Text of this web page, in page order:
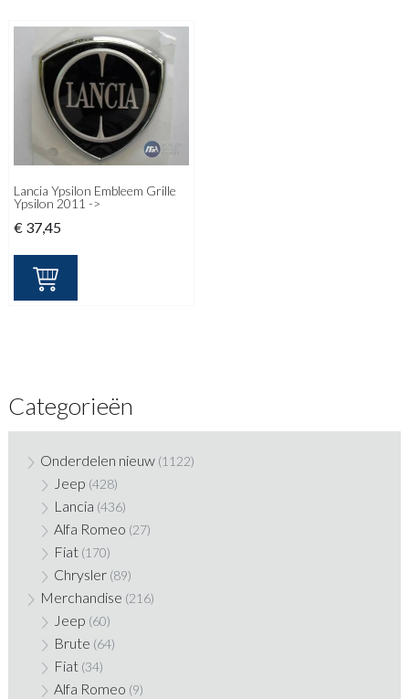
Lancia Ypsilon Embleem Grille
Ypsilon 2011 ->
€ 37,45
Categorieën
Onderdelen nieuw (1122)
Jeep (428)
Lancia (436)
Alfa Romeo (27)
Fiat (170)
Chrysler (89)
Merchandise (216)
Jeep (60)
Brute (64)
Fiat (34)
Alfa Romeo (9)